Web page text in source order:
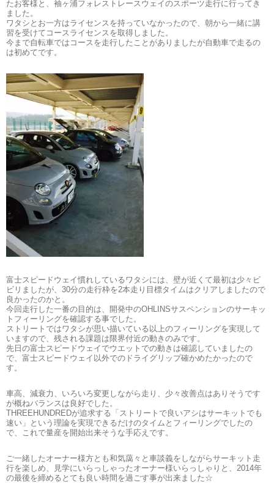
たお客様と、袖ヶ浦フォレストレースウェイのスポーツ走行に行ってき
ました。
ワタシとお一方はライセンスを持っていなかったので、朝から一緒に講
習を受けてコースライセンスを取得しました。
今まで自転車ではコースを走行したことがありましたが自動車で走るの
は初めてです。
富士スピードウェイ慣れしているワタシには、壁が近くて最初は少々ビ
ビリましたが、30分の走行枠を2本走り目標タイムはクリアしましたので
良かったのかと。
今回走行した一番の目的は、開発中のOHLINSサスペンションのサーキッ
トフィーリングを確認する事でした。
ストリートではワタシが思い描いている以上のフィーリングを実現して
いますので、残される課題は限界付近の動きのみです。
先日の富士スピードウェイでウエットでの動きは確認していましたの
で、富士スピードウェイ以外でのドライグリップ確かめたかったので
す。
車高、減衰力、いろいろ変更しながら走り、少々改善点はありそうです
が概ねバランスは良好でした。
THREEHUNDREDが追求する「ストリートで良いアシはサーキットでも
速い」という理論を実現できるだけのタイムとフィーリングでしたの
で、これで量産を開始出来そうな手応えです。
ご一緒したオーナー様方とも和気藹々と車談義をしながらサーキット走
行を楽しめ、見学にいらっしゃったオーナー様いらっしゃりと、2014年
の最後を締めるとても良い時間を過ごす事が出来ました☆